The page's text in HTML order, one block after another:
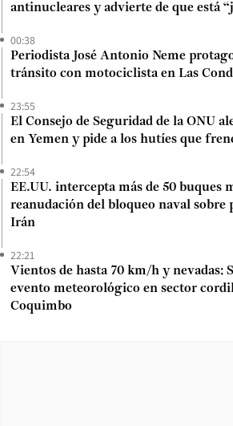
antinucleares y advierte de que está
00:38
Periodista José Antonio Neme
tránsito con motociclista en Las
23:55
El Consejo de Seguridad de la ONU
en Yemen y pide a los hutíes que
22:54
EE.UU. intercepta más de 50 buques
reanudación del bloqueo naval sobre
Irán
22:21
Vientos de hasta 70 km/h y nevadas:
evento meteorológico en sector
Coquimbo